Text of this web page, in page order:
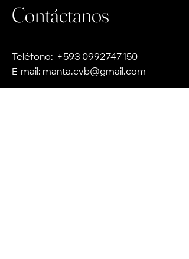
Contáctanos
Teléfono: +593 0992747150
E-mail: manta.cvb@gmail.com